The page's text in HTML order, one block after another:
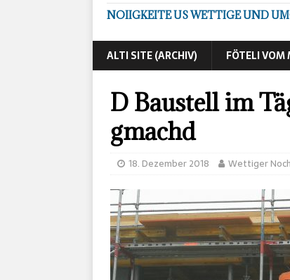
NOIIGKEITE US WETTIGE UND
ALTI SITE (ARCHIV) FÖTELI VOM
D Baustell im
gmachd
18. Dezember 2018 Wettiger